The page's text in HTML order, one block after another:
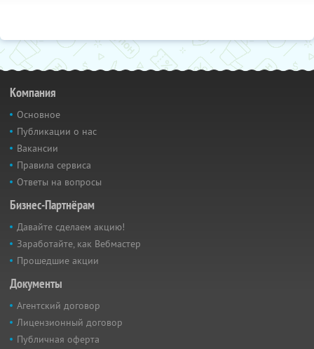
Компания
Основное
Публикации о нас
Вакансии
Правила сервиса
Ответы на вопросы
Бизнес-Партнёрам
Давайте сделаем акцию!
Заработайте, как Вебмастер
Прошедшие акции
Документы
Агентский договор
Лицензионный договор
Публичная оферта